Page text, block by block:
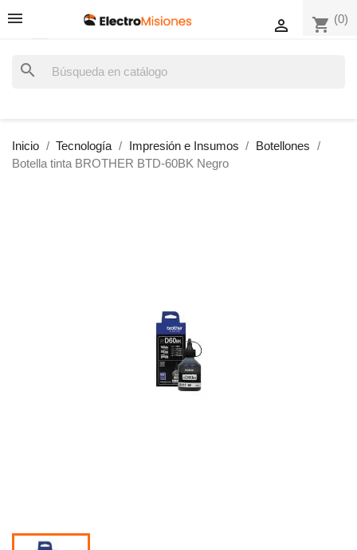
shopping_cart (0)

search
Inicio Tecnología Impresión e Insumos
Botellones
Botella tinta BROTHER BTD-60BK Negro